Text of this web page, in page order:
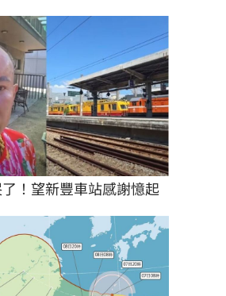
！望新豐車站感謝憶起